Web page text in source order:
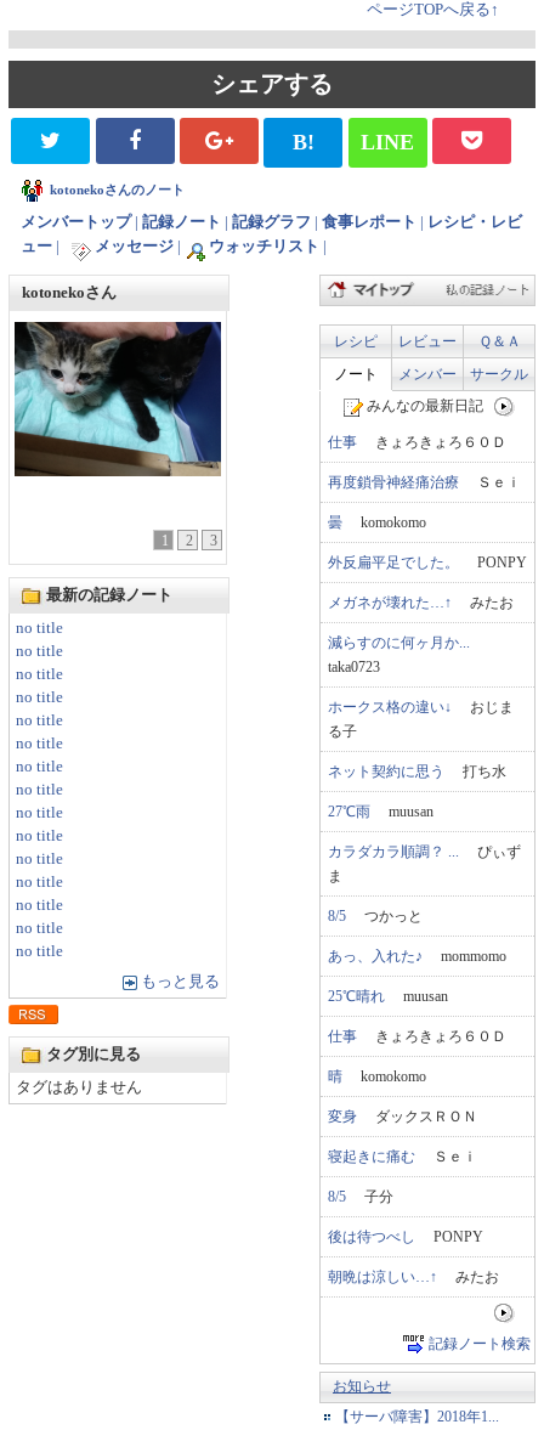
ページTOPへ戻る↑
シェアする
B! LINE
kotonekoさんのノート
メンバートップ| 記録ノート 記録グラフ 食事レポート
レシピ・レビ
ュー
メッセージ ウォッチリスト
kotonekoさん
1 2 3
最新の記録ノート
no title
no title
no title
no title
no title
no title
no title
no title
no title
no title
no title
no title
no title
no title
no title
もっと見る
タグ別に見る
タグはありません
レシピ レビュー
Ｑ＆Ａ
ノート
メンバー
サークル
みんなの最新日記
仕事 きょろきょろ６０Ｄ
再度鎖骨神経痛治療 Ｓｅｉ
曇 komokomo
外反扁平足でした。 PONPY
メガネが壊れた…↑ みたお
減らすのに何ヶ月か...
taka0723
ホークス格の違い↓ おじま
る子
ネット契約に思う 打ち水
27℃雨 muusan
カラダカラ順調？ ...
ぴぃず
ま
8/5 つかっと
あっ、入れた♪ mommomo
25℃晴れ muusan
仕事 きょろきょろ６０Ｄ
晴 komokomo
変身 ダックスＲＯＮ
寝起きに痛む Ｓｅｉ
8/5 子分
後は待つべし PONPY
朝晩は涼しい…↑ みたお
記録ノート検索
お知らせ
【サーバ障害】2018年1...